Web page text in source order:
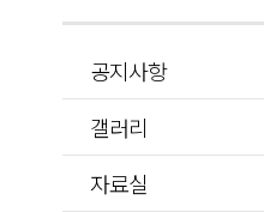
공지사항
갤러리
자료실